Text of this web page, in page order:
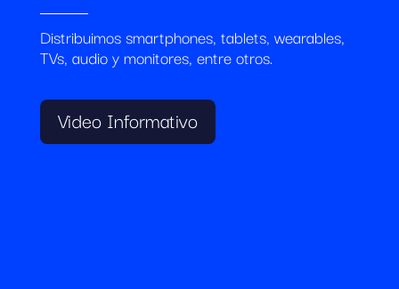
Distribuimos smartphones, tablets, wearables,
TVs, audio y monitores, entre otros.
Video Informativo